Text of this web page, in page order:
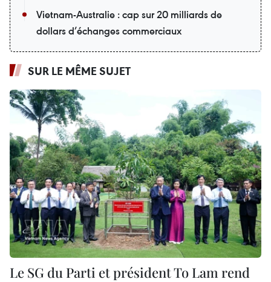
Vietnam-Australie : cap sur 20 milliards de
dollars d’échanges commerciaux
SUR LE MÊME SUJET
Le SG du Parti et président To Lam rend